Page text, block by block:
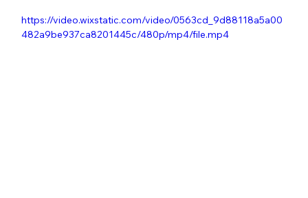
https://video.wixstatic.com/video/0563cd_9d88118a5a00
482a9be937ca8201445c/480p/mp4/file.mp4